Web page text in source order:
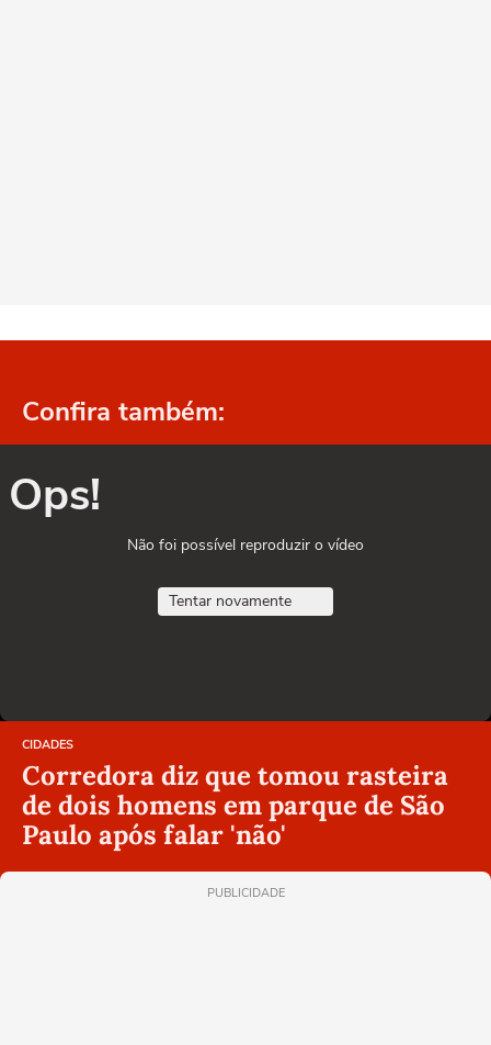
Confira também:
Ops!
Não foi possível reproduzir o vídeo
Tentar novamente
CIDADES
Corredora diz que tomou rasteira
de dois homens em parque de São
Paulo após falar 'não'
PUBLICIDADE